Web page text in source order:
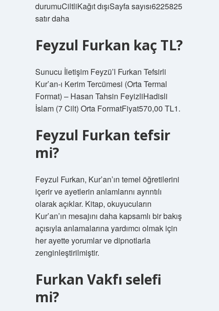
durumuCiltliKağıt dışıSayfa sayısı6225825
satır daha
Feyzul Furkan kaç TL?
Sunucu İletişim Feyzü’l Furkan Tefsirli
Kur’an-ı Kerim Tercümesi (Orta Termal
Format) – Hasan Tahsin FeyizliHadisli
İslam (7 Cilt) Orta FormatFiyat570,00 TL1.
Feyzul Furkan tefsir
mi?
Feyzul Furkan, Kur’an’ın temel öğretilerini
içerir ve ayetlerin anlamlarını ayrıntılı
olarak açıklar. Kitap, okuyucuların
Kur’an’ın mesajını daha kapsamlı bir bakış
açısıyla anlamalarına yardımcı olmak için
her ayette yorumlar ve dipnotlarla
zenginleştirilmiştir.
Furkan Vakfı selefi
mi?